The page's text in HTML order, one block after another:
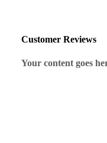
Customer Reviews
Your content goes
– schnell,